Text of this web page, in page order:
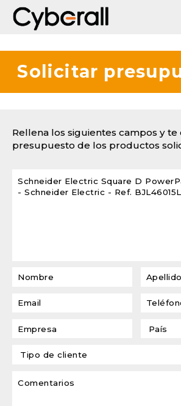
Solicitar
Rellena los siguientes campos y te
presupuesto de los productos